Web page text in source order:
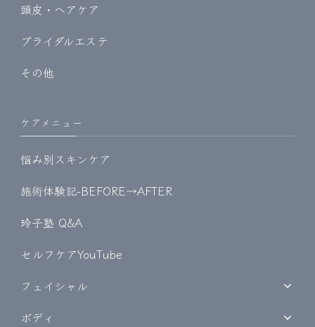
頭皮・ヘアケア
ブライダルエステ
その他
ケアメニュー
悩み別スキンケア
施術体験記-BEFORE→AFTER
玲子塾 Q&A
セルフケアYouTube
フェイシャル
ボディ